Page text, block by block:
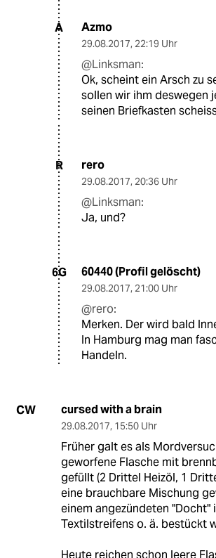
A Azmo
29.08.2017, 22:19 Uhr
@Linksman:
Ok, scheint ein Arsch zu
sollen wir ihm deswegen
seinen Briefkasten
R rero
29.08.2017, 20:36 Uhr
@Linksman:
Ja, und?
6G 60440 (Profil gelöscht)
29.08.2017, 21:00 Uhr
@rero:
Merken. Der wird bald
In Hamburg mag man
Handeln.
CW cursed with a brain
29.08.2017, 15:50 Uhr
Früher galt es als
geworfene Flasche mit
gefüllt (2 Drittel Heizöl, 1
eine brauchbare Mischung
einem angezündeten "Docht"
Textilstreifens o. ä. bestückt